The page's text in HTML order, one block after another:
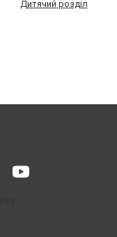
Дитячий розділ